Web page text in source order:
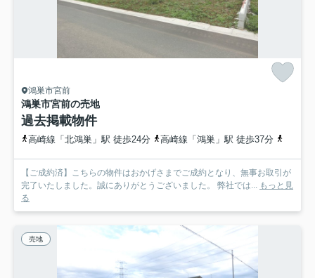
鴻巣市宮前
鴻巣市宮前の売地
過去掲載物件
高崎線「北鴻巣」駅 徒歩24分 高崎線「鴻巣」駅 徒歩37分
【ご成約済】こちらの物件はおかげさまでご成約となり、無事お取引が
完了いたしました。誠にありがとうございました。 弊社では... もっと見
る
売地